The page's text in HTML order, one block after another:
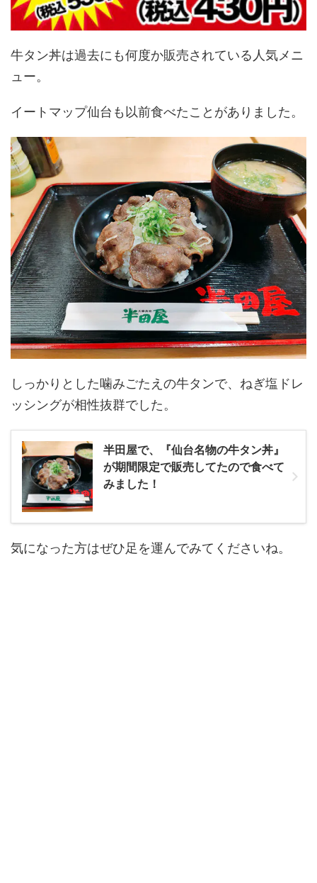
牛タン丼は過去にも何度か販売されている人気メニ
ュー。
イートマップ仙台も以前食べたことがありました。
しっかりとした噛みごたえの牛タンで、ねぎ塩ドレ
ッシングが相性抜群でした。
半田屋で、『仙台名物の牛タン丼』
が期間限定で販売してたので食べて
みました！
気になった方はぜひ足を運んでみてくださいね。